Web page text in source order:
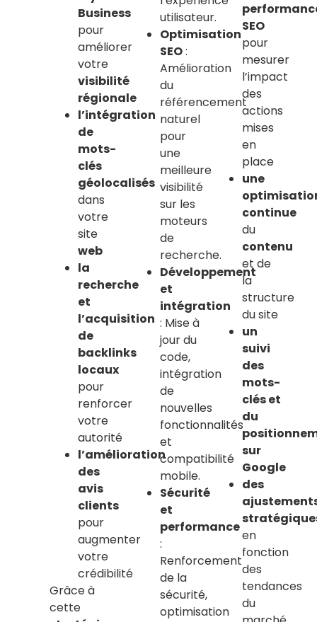
Business
pour
améliorer
votre
visibilité
régionale
l’intégration
de
mots-
clés
géolocalisés
dans
votre
site
web
la
recherche
et
l’acquisition
de
backlinks
locaux
pour
renforcer
votre
autorité
l’amélioration
des
avis
clients
pour
augmenter
votre
crédibilité
Grâce à
cette
utilisateur.
Optimisation
SEO:
Amélioration
du
référencement
naturel
pour
une
meilleure
visibilité
sur les
moteurs
de
recherche.
Développement
et
intégration
: Mise à
jour du
code,
intégration
de
nouvelles
fonctionnalités
et
compatibilité
mobile.
Sécurité
et
performance
:
Renforcement
de la
sécurité,
optimisation
SEO
pour
mesurer
l’impact
des
actions
mises
en
place
une
continue
du
contenu
et de
la
structure
du site
un
suivi
des
mots-
clés et
du
sur
Google
des
en
fonction
des
tendances
du